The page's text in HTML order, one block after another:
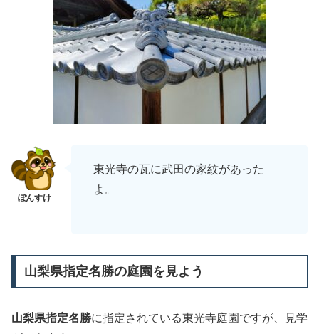
東光寺の瓦に武田の家紋があった
よ。
山梨県指定名勝の庭園を見よう
山梨県指定名勝に指定されている東光寺庭園ですが、見学